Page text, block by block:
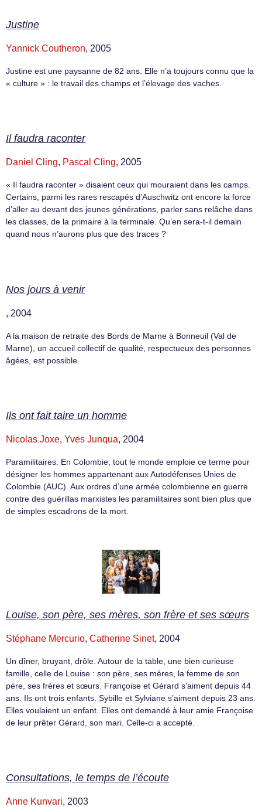
Justine
Yannick Coutheron, 2005
Justine est une paysanne de 82 ans. Elle n’a toujours connu que la
« culture » : le travail des champs et l’élevage des vaches.
Il faudra raconter
Daniel Cling, Pascal Cling, 2005
« Il faudra raconter » disaient ceux qui mouraient dans les camps.
Certains, parmi les rares rescapés d’Auschwitz ont encore la force
d’aller au devant des jeunes générations, parler sans relâche dans
les classes, de la primaire à la terminale. Qu’en sera-t-il demain
quand nous n’aurons plus que des traces ?
Nos jours à venir
, 2004
A la maison de retraite des Bords de Marne à Bonneuil (Val de
Marne), un accueil collectif de qualité, respectueux des personnes
âgées, est possible.
Ils ont fait taire un homme
Nicolas Joxe, Yves Junqua, 2004
Paramilitaires. En Colombie, tout le monde emploie ce terme pour
désigner les hommes appartenant aux Autodéfenses Unies de
Colombie (AUC). Aux ordres d’une armée colombienne en guerre
contre des guérillas marxistes les paramilitaires sont bien plus que
de simples escadrons de la mort.
Louise, son père, ses mères, son frère et ses sœurs
Stéphane Mercurio, Catherine Sinet, 2004
Un dîner, bruyant, drôle. Autour de la table, une bien curieuse
famille, celle de Louise : son père, ses mères, la femme de son
père, ses frères et sœurs. Françoise et Gérard s’aiment depuis 44
ans. Ils ont trois enfants. Sybille et Sylviane s’aiment depuis 23 ans.
Elles voulaient un enfant. Elles ont demandé à leur amie Françoise
de leur prêter Gérard, son mari. Celle-ci a accepté.
Consultations, le temps de l’écoute
Anne Kunvari, 2003